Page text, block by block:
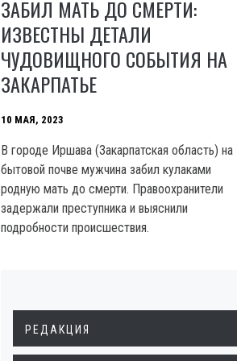
ЗАБИЛ МАТЬ ДО СМЕРТИ:
ИЗВЕСТНЫ ДЕТАЛИ
ЧУДОВИЩНОГО СОБЫТИЯ НА
ЗАКАРПАТЬЕ
10 МАЯ, 2023
B городе Иршава (Закарпатская область) на
бытовой почве мужчина забил кулаками
родную мать до смерти. Правоохранители
задержали преступника и выяснили
подробности происшествия.
РЕДАКЦИЯ